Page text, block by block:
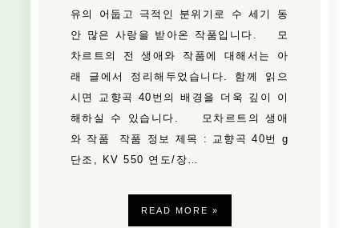
유의 어둡고 극적인 분위기로 수 세기 동
안 많은 사랑을 받아온 작품입니다. 모
차르트의 전 생애와 작품에 대해서는 아
래 글에서 정리해두었습니다. 함께 읽으
시면 교향곡 40번의 배경을 더욱 깊이 이
해하실 수 있습니다. 모차르트의 생애
와 작품 작품 정보 제목 : 교향곡 40번 g
단조, KV 550 연도/장…
READ MORE »